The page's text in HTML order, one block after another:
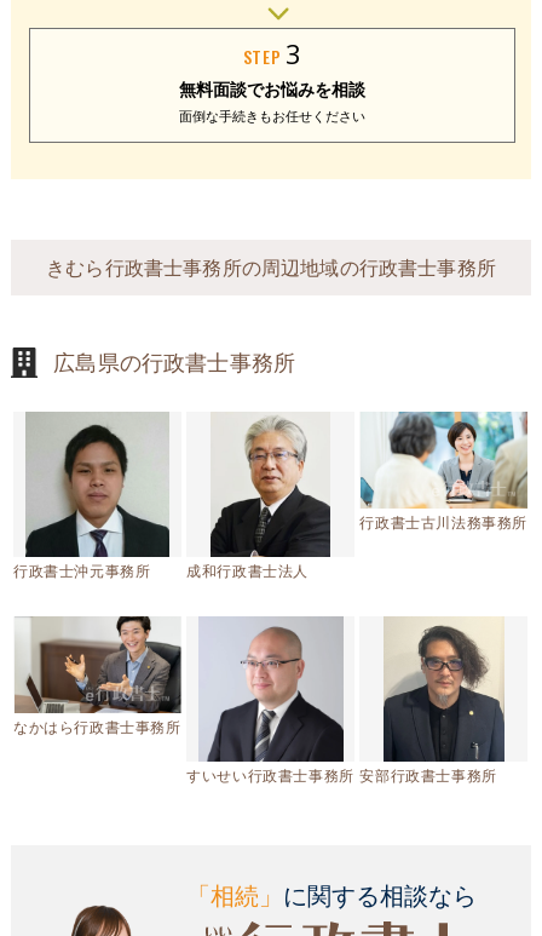
STEP 3
無料面談でお悩みを相談
面倒な手続きもお任せください
きむら行政書士事務所の周辺地域の行政書士事務所
広島県の行政書士事務所
行政書士沖元事務所 成和行政書士法人
行政書士古川法務事務所
なかはら行政書士事務所
すいせい行政書士事務所 安部行政書士事務所
「相続」 に関する相談なら